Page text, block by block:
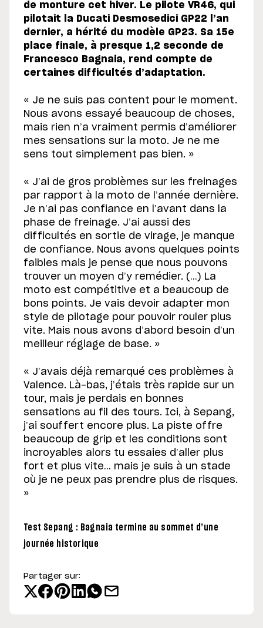
de monture cet hiver. Le pilote VR46, qui
pilotait la Ducati Desmosedici GP22 l’an
dernier, a hérité du modèle GP23. Sa 15e
place finale, à presque 1,2 seconde de
Francesco Bagnaia, rend compte de
certaines difficultés d’adaptation.
« Je ne suis pas content pour le moment.
Nous avons essayé beaucoup de choses,
mais rien n’a vraiment permis d’améliorer
mes sensations sur la moto. Je ne me
sens tout simplement pas bien. »
« J’ai de gros problèmes sur les freinages
par rapport à la moto de l’année dernière.
Je n’ai pas confiance en l’avant dans la
phase de freinage. J’ai aussi des
difficultés en sortie de virage, je manque
de confiance. Nous avons quelques points
faibles mais je pense que nous pouvons
trouver un moyen d’y remédier. (…) La
moto est compétitive et a beaucoup de
bons points. Je vais devoir adapter mon
style de pilotage pour pouvoir rouler plus
vite. Mais nous avons d’abord besoin d’un
meilleur réglage de base. »
« J’avais déjà remarqué ces problèmes à
Valence. Là-bas, j’étais très rapide sur un
tour, mais je perdais en bonnes
sensations au fil des tours. Ici, à Sepang,
j’ai souffert encore plus. La piste offre
beaucoup de grip et les conditions sont
incroyables alors tu essaies d’aller plus
fort et plus vite… mais je suis à un stade
où je ne peux pas prendre plus de risques.
»
Test Sepang : Bagnaia termine au sommet d’une
journée historique
Partager sur: